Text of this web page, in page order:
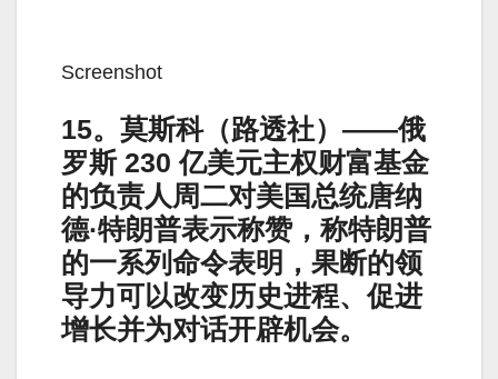
Screenshot
15。莫斯科（路透社）——俄
罗斯 230 亿美元主权财富基金
的负责人周二对美国总统唐纳
德·特朗普表示称赞，称特朗普
的一系列命令表明，果断的领
导力可以改变历史进程、促进
增长并为对话开辟机会。